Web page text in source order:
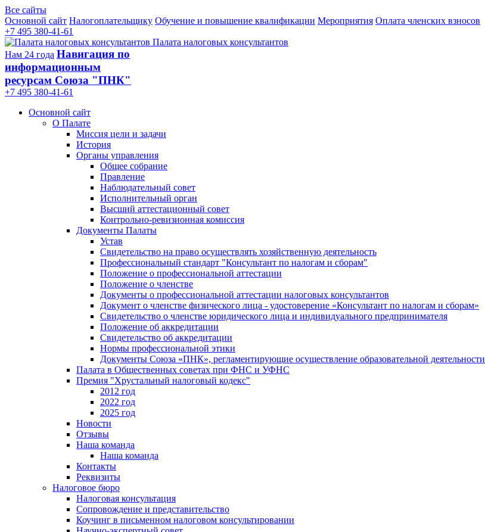
Все сайты
Основной сайт Налогоплательщику Обучение и повышение квалификации Мероприятия Оплата членских взносов
+7 495 380-41-61
Палата налоговых консультантов
Нам 24 года Навигация по
информационным
ресурсам Союза "ПНК"
+7 495 380‑41‑61
Основной сайт
О Палате
Миссия цели и задачи
История
Органы управления
Общее собрание
Правление
Наблюдательный совет
Исполнительный орган
Высший аттестационный совет
Контрольно-ревизионная комиссия
Документы Палаты
Устав
Свидетельство на право осуществлять хозяйственную деятельность
Профессиональный стандарт "Консультант по налогам и сборам"
Положение о профессиональной аттестации
Положение о членстве
Документы о профессиональной аттестации налоговых консультантов
Документ о членстве физического лица - удостоверение «Консультант по налогам и сборам»
Свидетельство о членстве юридического лица и индивидуального предпринимателя
Положение об аккредитации
Свидетельство об аккредитации
Нормы профессиональной этики
Документы Союза «ПНК», регламентирующие осуществление образовательной деятельности
Палата в Общественных советах при ФНС и УФНС
Премия "Хрустальный налоговый кодекс"
2012 год
2022 год
2025 год
Новости
Отзывы
Наша команда
Наша команда
Контакты
Реквизиты
Налоговое бюро
Налоговая консультация
Cопровождение и представительство
Коучинг в письменном налоговом консультировании